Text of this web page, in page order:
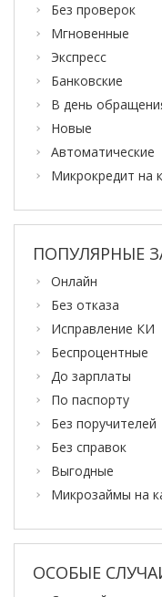
Без проверок
Мгновенные
Экспресс
Банковские
В день
Новые
Автоматические
Микрокредит на
ПОПУЛЯРНЫЕ
Онлайн
Без отказа
Исправление КИ
Беспроцентные
До зарплаты
По паспорту
Без поручителей
Без справок
Выгодные
Микрозаймы на
ОСОБЫЕ